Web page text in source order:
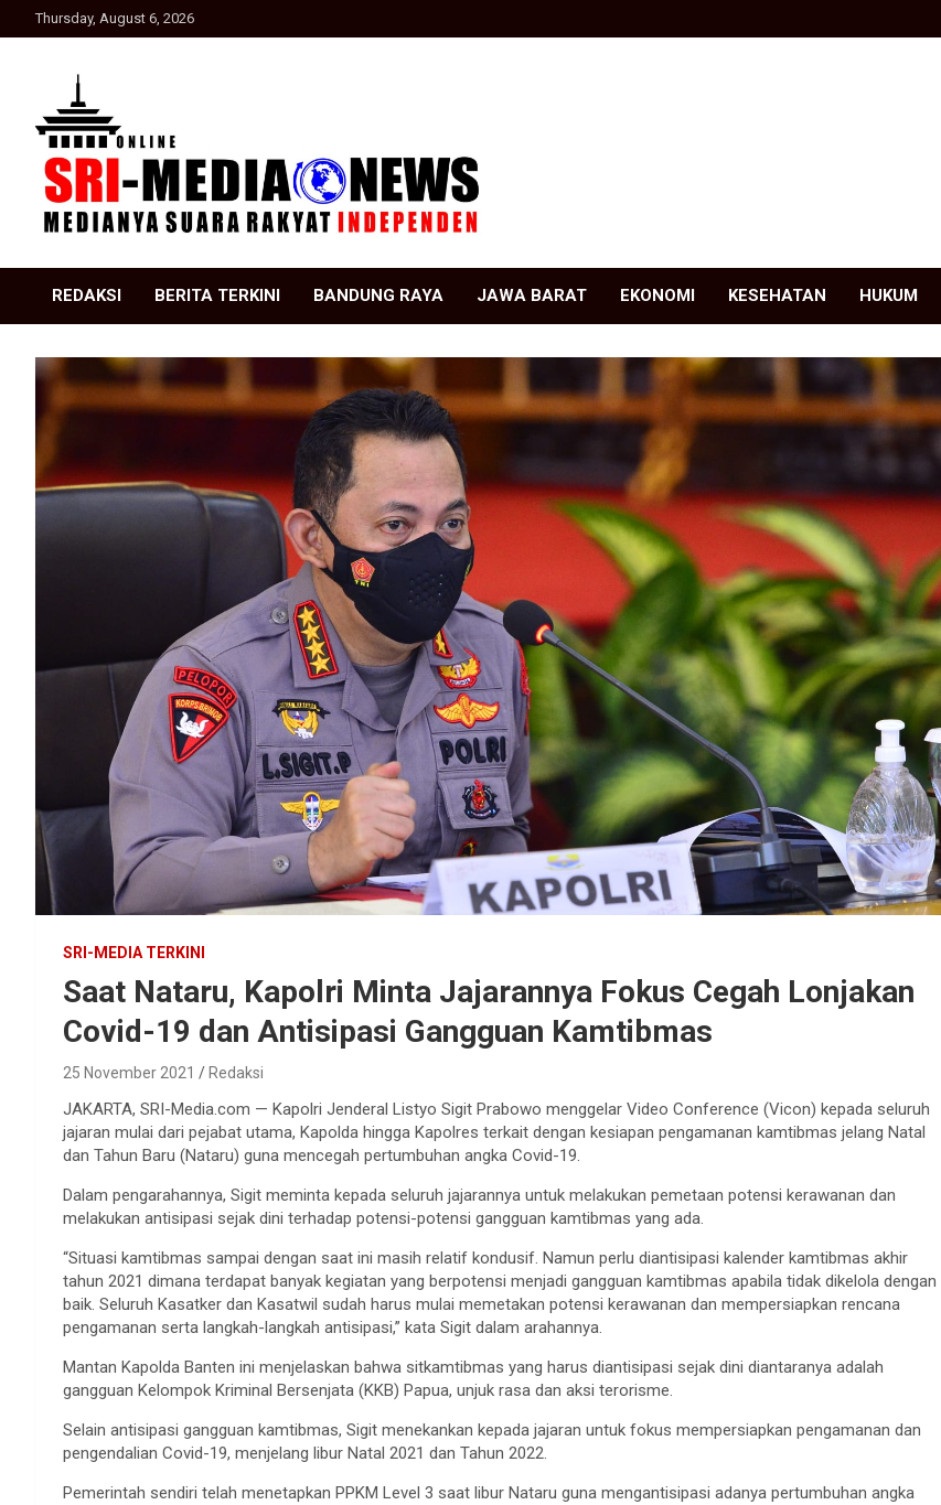
to
Thursday, August 6, 2026
SRI Media news
REDAKSI BERITA TERKINI BANDUNG RAYA JAWA BARAT EKONOMI KESEHATAN HUKUM
SRI-MEDIA TERKINI
Saat Nataru, Kapolri Minta Jajarannya Fokus Cegah Lonjakan
Covid-19 dan Antisipasi Gangguan Kamtibmas
25 November 2021 Redaksi
JAKARTA, SRI-Media.com — Kapolri Jenderal Listyo Sigit Prabowo menggelar Video Conference (Vicon) kepada seluruh
jajaran mulai dari pejabat utama, Kapolda hingga Kapolres terkait dengan kesiapan pengamanan kamtibmas jelang Natal
dan Tahun Baru (Nataru) guna mencegah pertumbuhan angka Covid-19.
Dalam pengarahannya, Sigit meminta kepada seluruh jajarannya untuk melakukan pemetaan potensi kerawanan dan
melakukan antisipasi sejak dini terhadap potensi-potensi gangguan kamtibmas yang ada.
“Situasi kamtibmas sampai dengan saat ini masih relatif kondusif. Namun perlu diantisipasi kalender kamtibmas akhir
tahun 2021 dimana terdapat banyak kegiatan yang berpotensi menjadi gangguan kamtibmas apabila tidak dikelola dengan
baik. Seluruh Kasatker dan Kasatwil sudah harus mulai memetakan potensi kerawanan dan mempersiapkan rencana
pengamanan serta langkah-langkah antisipasi,” kata Sigit dalam arahannya.
Mantan Kapolda Banten ini menjelaskan bahwa sitkamtibmas yang harus diantisipasi sejak dini diantaranya adalah
gangguan Kelompok Kriminal Bersenjata (KKB) Papua, unjuk rasa dan aksi terorisme.
Selain antisipasi gangguan kamtibmas, Sigit menekankan kepada jajaran untuk fokus mempersiapkan pengamanan dan
pengendalian Covid-19, menjelang libur Natal 2021 dan Tahun 2022.
Pemerintah sendiri telah menetapkan PPKM Level 3 saat libur Nataru guna mengantisipasi adanya pertumbuhan angka